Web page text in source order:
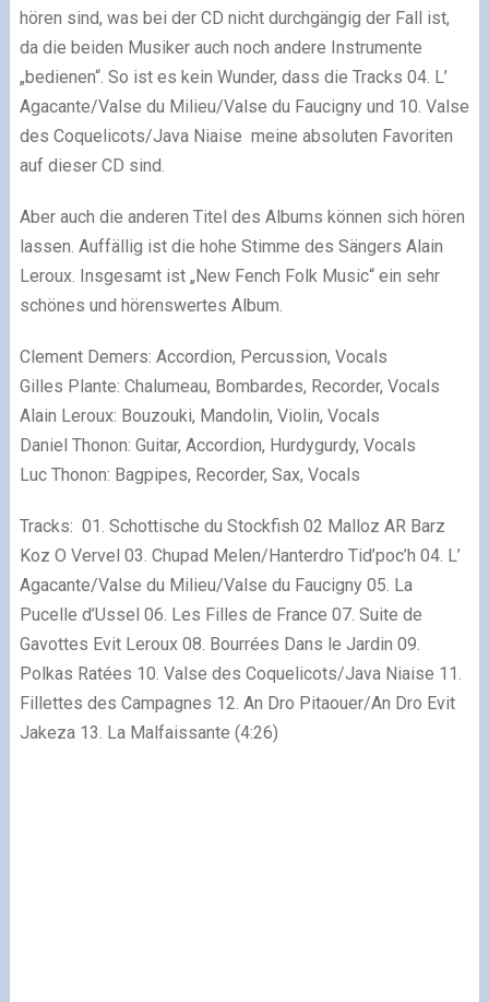
hören sind, was bei der CD nicht durchgängig der Fall ist,
da die beiden Musiker auch noch andere Instrumente
„bedienen“. So ist es kein Wunder, dass die Tracks 04. L’
Agacante/Valse du Milieu/Valse du Faucigny und 10. Valse
des Coquelicots/Java Niaise meine absoluten Favoriten
auf dieser CD sind.
Aber auch die anderen Titel des Albums können sich hören
lassen. Auffällig ist die hohe Stimme des Sängers Alain
Leroux. Insgesamt ist „New Fench Folk Music“ ein sehr
schönes und hörenswertes Album.
Clement Demers: Accordion, Percussion, Vocals
Gilles Plante: Chalumeau, Bombardes, Recorder, Vocals
Alain Leroux: Bouzouki, Mandolin, Violin, Vocals
Daniel Thonon: Guitar, Accordion, Hurdygurdy, Vocals
Luc Thonon: Bagpipes, Recorder, Sax, Vocals
Tracks: 01. Schottische du Stockfish 02 Malloz AR Barz
Koz O Vervel 03. Chupad Melen/Hanterdro Tid’poc’h 04. L’
Agacante/Valse du Milieu/Valse du Faucigny 05. La
Pucelle d’Ussel 06. Les Filles de France 07. Suite de
Gavottes Evit Leroux 08. Bourrées Dans le Jardin 09.
Polkas Ratées 10. Valse des Coquelicots/Java Niaise 11.
Fillettes des Campagnes 12. An Dro Pitaouer/An Dro Evit
Jakeza 13. La Malfaissante (4:26)